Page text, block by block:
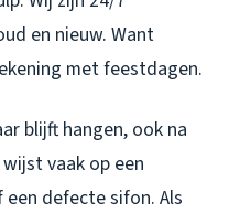
en nieuw. Want
met feestdagen.
blijft hangen, ook na
vaak op een
defecte sifon. Als